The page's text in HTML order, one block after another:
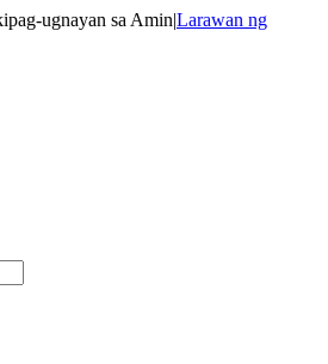
ugnayan sa Amin|Larawan ng